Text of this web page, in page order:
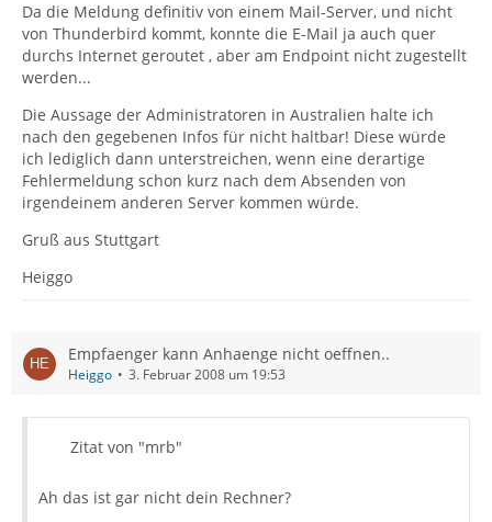
Da die Meldung definitiv von einem Mail-Server, und nicht
von Thunderbird kommt, konnte die E-Mail ja auch quer
durchs Internet geroutet , aber am Endpoint nicht zugestellt
werden...
Die Aussage der Administratoren in Australien halte ich
nach den gegebenen Infos für nicht haltbar! Diese würde
ich lediglich dann unterstreichen, wenn eine derartige
Fehlermeldung schon kurz nach dem Absenden von
irgendeinem anderen Server kommen würde.
Gruß aus Stuttgart
Heiggo
Empfaenger kann Anhaenge nicht oeffnen..
Heiggo 3. Februar 2008 um 19:53
Zitat von "mrb"
Ah das ist gar nicht dein Rechner?